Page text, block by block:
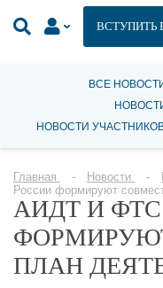
ВСТУПИТЬ
ВСЕ
НОВОСТИ
Главная Новости
России формируют
АИДТ И
ПЛАН